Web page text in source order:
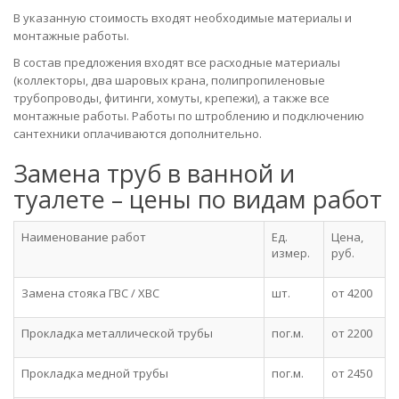
В указанную стоимость входят необходимые материалы и
монтажные работы.
В состав предложения входят все расходные материалы
(коллекторы, два шаровых крана, полипропиленовые
трубопроводы, фитинги, хомуты, крепежи), а также все
монтажные работы. Работы по штроблению и подключению
сантехники оплачиваются дополнительно.
Замена труб в ванной и
туалете – цены по видам работ
Наименование работ
Ед.
измер.
Цена,
руб.
Замена стояка ГВС / ХВС шт. от 4200
Прокладка металлической трубы пог.м. от 2200
Прокладка медной трубы пог.м. от 2450